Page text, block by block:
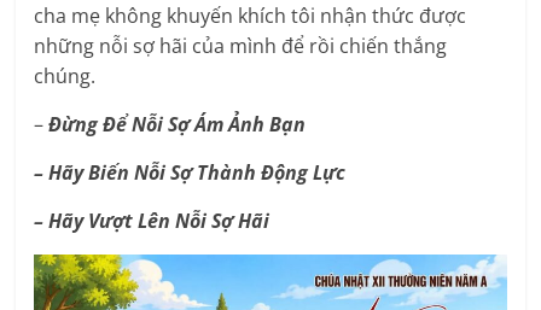
cha mẹ không khuyến khích tôi nhận thức được
những nỗi sợ hãi của mình để rồi chiến thắng
chúng.
–Đừng Để Nỗi Sợ Ám Ảnh Bạn
– Hãy Biến Nỗi Sợ Thành Động Lực
– Hãy Vượt Lên Nỗi Sợ Hãi